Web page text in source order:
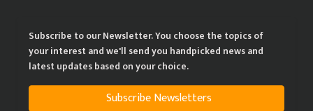
Subscribe to our Newsletter. You choose the topics of
your interest and we'll send you handpicked news and
latest updates based on your choice.
Subscribe Newsletters